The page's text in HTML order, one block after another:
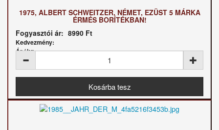
1975, ALBERT SCHWEITZER, NÉMET, EZÜST 5 MÁRKA
ÉRMÉS BORÍTÉKBAN!
Fogyasztói ár: 8990 Ft
Kedvezmény:
Ár / kg: